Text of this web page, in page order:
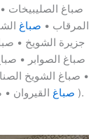
صباغ الصليبيخات
المرقاب • صباغ
جزيرة الشويخ •
صباغ الصوابر •
• صباغ الشويخ
صباغ القيروان شمال غرب الصليبيخات ).